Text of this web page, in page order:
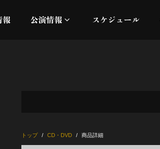
報 公演情報
配信
スケジュール
トップ CD・DVD 商品詳細